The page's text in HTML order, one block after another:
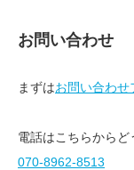
お問い合わせ
まずはお問い合わせ
電話はこちらからど
070-8962-8513